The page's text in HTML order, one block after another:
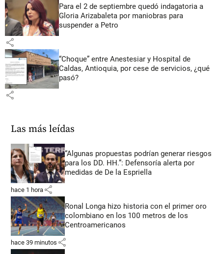
Para el 2 de septiembre quedó indagatoria a
Gloria Arizabaleta por maniobras para
suspender a Petro
share
“Choque” entre Anestesiar y Hospital de
Caldas, Antioquia, por cese de servicios, ¿qué
pasó?
share
Las más leídas
“Algunas propuestas podrían generar riesgos
para los DD. HH.”: Defensoría alerta por
medidas de De la Espriella
hace 1 hora share
Ronal Longa hizo historia con el primer oro
colombiano en los 100 metros de los
Centroamericanos
hace 39 minutos share